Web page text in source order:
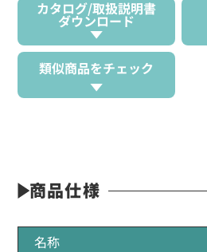
カタログ/取扱説明書
ダウンロード
類似商品をチェック
商品仕様
名称